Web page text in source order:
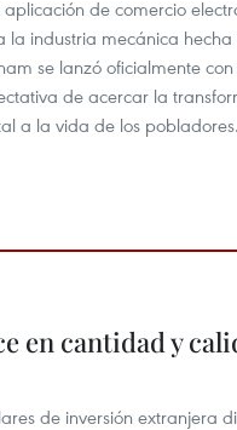
aplicación de comercio
la industria mecánica hecha
se lanzó oficialmente
de acercar la
a la vida de los pobladores.
en cantidad y
de inversión extranjera